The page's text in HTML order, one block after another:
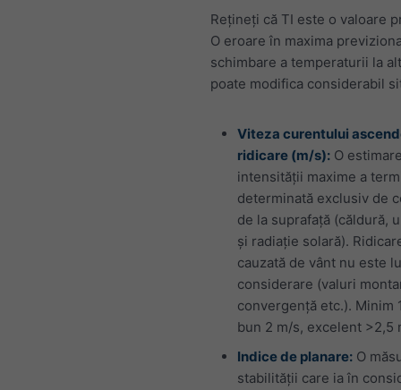
Rețineți că TI este o valoare
O eroare în maxima
schimbare a temperaturii la
poate modifica considerabil
Viteza curentului
ridicare (m/s): O
intensității maxime a
determinată exclusiv de
de la suprafață (căldură,
și radiație solară).
cauzată de vânt nu este
considerare (valuri
convergență etc.). Minim
bun 2 m/s, excelent >2,5
Indice de planare: O
stabilității care ia în